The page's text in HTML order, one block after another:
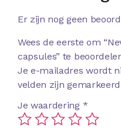
Er zijn nog geen
Wees de eerste om
capsules” te
Je e-mailadres wordt
velden zijn
Je waardering *